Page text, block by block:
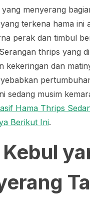
menyerang
terkena hama ini
perak dan timbul
thrips yang
kekeringan dan
sedang musim
Hama Thrips
Berikut Ini.